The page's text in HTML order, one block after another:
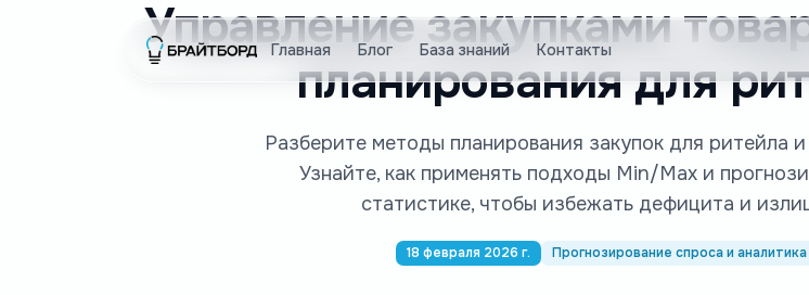
Главная Блог База знаний Контакты
Управление закупками
планирования для
Разберите методы планирования закупок для ритейла
Узнайте, как применять подходы Min/Max и
статистике, чтобы избежать дефицита и
18 февраля 2026 г. Прогнозирование спроса и аналитика